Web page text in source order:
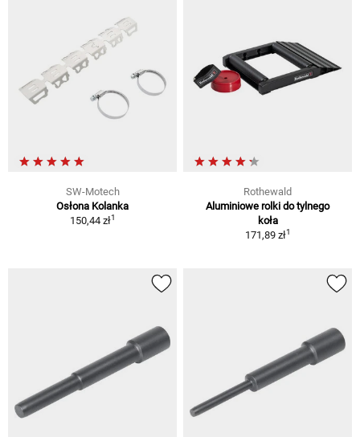
SW-Motech
Osłona Kolanka
150,44 zł1
Rothewald
Aluminiowe rolki do tylnego
koła
171,89 zł1